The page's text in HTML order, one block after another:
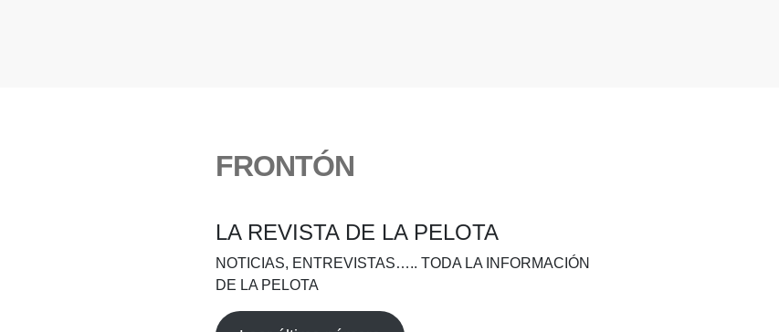
FRONTÓN
LA REVISTA DE LA PELOTA
NOTICIAS, ENTREVISTAS….. TODA LA INFORMACIÓN
DE LA PELOTA